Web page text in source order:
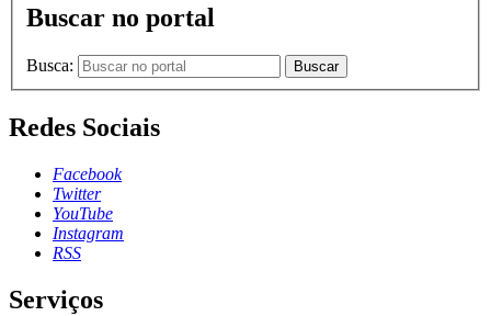
Buscar no portal
Busca: Buscar
Redes Sociais
Facebook
Twitter
YouTube
Instagram
RSS
Serviços